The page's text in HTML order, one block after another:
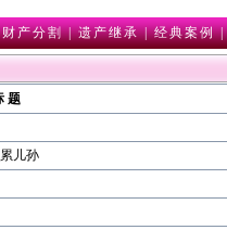
财产分割|遗产继承|经典案例
题
儿孙